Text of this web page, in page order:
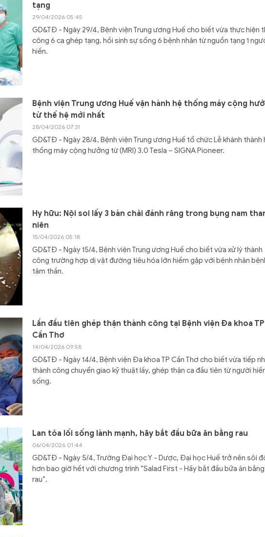
tạng
29/04/2026 05:45
GD&TĐ - Ngày 29/4, Bệnh viện Trung ương Huế cho biết vừa thực hiện
công 6 ca ghép tạng, hồi sinh sự sống 6 bệnh nhân từ nguồn tạng 1
hiến.
Bệnh viện Trung ương Huế vận hành hệ thống máy cộng
từ thế hệ mới nhất
28/04/2026 07:31
GD&TĐ - Ngày 28/4, Bệnh viện Trung ương Huế tổ chức Lễ khánh thành
thống máy cộng hưởng từ (MRI) 3.0 Tesla – SIGNA Pioneer.
Hy hữu: Nội soi lấy 3 bàn chải đánh răng trong bụng nam
niên
15/04/2026 05:18
GD&TĐ - Ngày 15/4, Bệnh viện Trung ương Huế cho biết vừa xử lý thành
công trường hợp dị vật đường tiêu hóa lớn hiếm gặp với bệnh nhân
tâm thần.
Lần đầu tiên ghép thận thành công tại Bệnh viện Đa khoa TP
Cần Thơ
14/04/2026 09:58
GD&TĐ - Ngày 14/4, Bệnh viện Đa khoa TP Cần Thơ cho biết vừa tiếp
thành công chuyển giao kỹ thuật lấy, ghép thận ca đầu tiên từ người
sống.
Lan tỏa lối sống lành mạnh, hãy bắt đầu bữa ăn bằng rau
06/04/2026 01:44
GD&TĐ - Ngày 5/4, Trường Đại học Y - Dược, Đại học Huế trở nên sôi
hơn bao giờ hết với chương trình “Salad First - Hãy bắt đầu bữa ăn bằng
rau”.